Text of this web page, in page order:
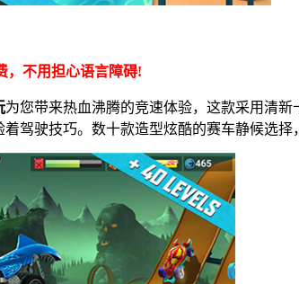
，不用担心语言障碍!
为您带来热血沸腾的竞速体验，这款采用清
驾驶技巧。数十款造型炫酷的赛车静候选